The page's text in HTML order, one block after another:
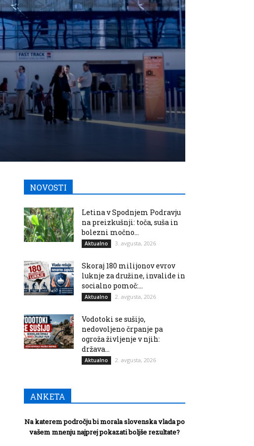
NOVOSTI
Letina v Spodnjem Podravju
na preizkušnji: toča, suša in
bolezni močno...
Aktualno 3. avgusta, 2026
Skoraj 180 milijonov evrov
luknje za družine, invalide in
socialno pomoč:...
Aktualno 2. avgusta, 2026
Vodotoki se sušijo,
nedovoljeno črpanje pa
ogroža življenje v njih:
država...
Aktualno 2. avgusta, 2026
ANKETA
Na katerem področju bi morala slovenska vlada po
vašem mnenju najprej pokazati boljše rezultate?